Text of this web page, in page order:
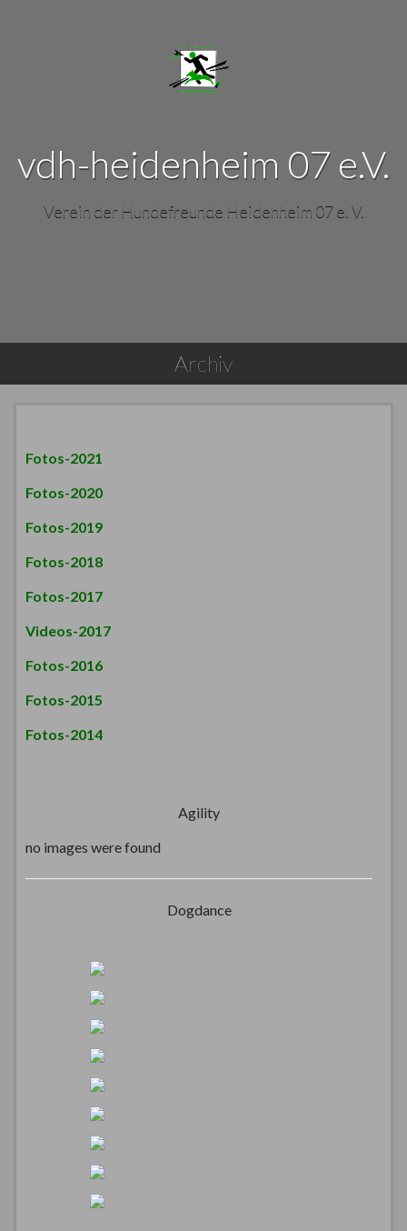
vdh-heidenheim 07 e.V.
Verein der Hundefreunde Heidenheim 07 e. V.
Archiv
Fotos-2021
Fotos-2020
Fotos-2019
Fotos-2018
Fotos-2017
Videos-2017
Fotos-2016
Fotos-2015
Fotos-2014
Agility
no images were found
Dogdance